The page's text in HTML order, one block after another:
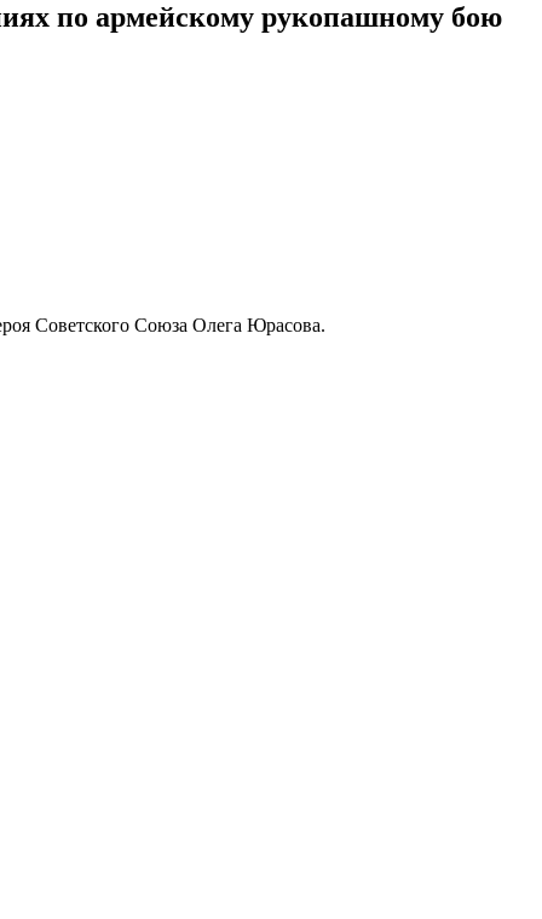
по армейскому рукопашному бою
Советского Союза Олега Юрасова.